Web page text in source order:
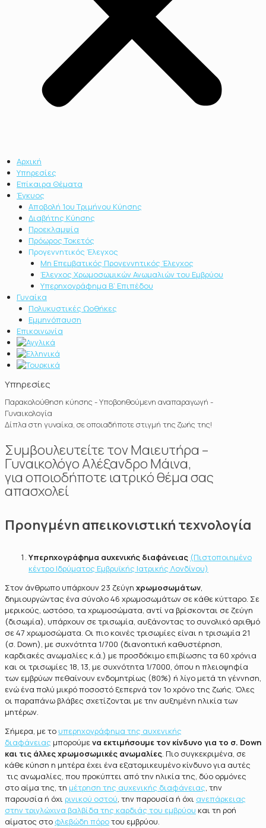
Αρχική
Υπηρεσίες
Επίκαιρα Θέματα
Έγκυος
Αποβολή 1ου Τριμήνου Κύησης
Διαβήτης Κύησης
Προεκλαμψία
Πρόωρος Τοκετός
Προγεννητικός Έλεγχος
Μη Επεμβατικός Προγεννητικός Έλεγχος
Έλεγχος Χρωμοσωμικών Ανωμαλιών του Εμβρύου
Υπερηχογράφημα Β’ Επιπέδου
Γυναίκα
Πολυκυστικές Ωοθήκες
Εμμηνόπαυση
Επικοινωνία
Υπηρεσίες
Παρακολούθηση κύησης - Υποβοηθούμενη αναπαραγωγή -
Γυναικολογία
Δίπλα στη γυναίκα, σε οποιαδήποτε στιγμή της ζωής της!
Συμβουλευτείτε τον Μαιευτήρα –
Γυναικολόγο Αλέξανδρο Μάινα,
για οποιοδήποτε ιατρικό θέμα σας
απασχολεί
Προηγμένη απεικονιστική τεχνολογία
Υπερηχογράφημα αυχενικής διαφάνειας (Πιστοποιημένο
κέντρο Ιδρύματος Εμβρυϊκής Ιατρικής Λονδίνου)
Στον άνθρωπο υπάρχουν 23 ζεύγη χρωμοσωμάτων,
δημιουργώντας ένα σύνολο 46 χρωμοσωμάτων σε κάθε κύτταρο. Σε
μερικούς, ωστόσο, τα χρωμοσώματα, αντί να βρίσκονται σε ζεύγη
(δισωμία), υπάρχουν σε τρισωμία, αυξάνοντας το συνολικό αριθμό
σε 47 χρωμοσώματα. Οι πιο κοινές τρισωμίες είναι η τρισωμία 21
(σ. Down), με συχνότητα 1/700 (διανοητική καθυστέρηση,
καρδιακές ανωμαλίες κ.ά.) με προσδόκιμο επιβίωσης τα 60 χρόνια
και οι τρισωμίες 18, 13, με συχνότητα 1/7000, όπου η πλειοψηφία
των εμβρύων πεθαίνουν ενδομητρίως (80%) ή λίγο μετά τη γέννηση,
ενώ ένα πολύ μικρό ποσοστό ξεπερνά τον 1ο χρόνο της ζωής. Όλες
οι παραπάνω βλάβες σχετίζονται με την αυξημένη ηλικία των
μητέρων.
Σήμερα, με το υπερηχογράφημα της αυχενικής
διαφάνειας μπορούμενα εκτιμήσουμε τον κίνδυνο για το σ. Down
και τις άλλες χρωμοσωμικές ανωμαλίες. Πιο συγκεκριμένα, σε
κάθε κύηση η μητέρα έχει ένα εξατομικευμένο κίνδυνο για αυτές
τις ανωμαλίες, που προκύπτει από την ηλικία της, δύο ορμόνες
στο αίμα της, τη μέτρηση της αυχενικής διαφάνειας, την
παρουσία ή όχι ρινικού οστού, την παρουσία ή όχι ανεπάρκειας
στην τριγλώχινα βαλβίδα της καρδιάς του εμβρύου και τη ροή
αίματος στο φλεβώδη πόροτου εμβρύου.